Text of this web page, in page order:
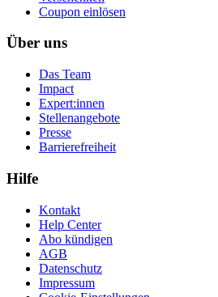
Coupon einlösen
Über uns
Das Team
Impact
Expert:innen
Stellenangebote
Presse
Barrierefreiheit
Hilfe
Kontakt
Help Center
Abo kündigen
AGB
Datenschutz
Impressum